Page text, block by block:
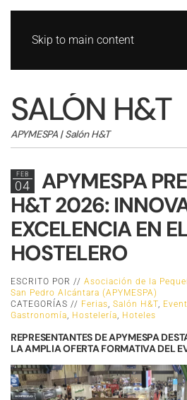
Skip to main content
SALÓN H&T
APYMESPA | Salón H&T
FEB
04
APYMESPA
H&T 2026:
EXCELENCIA EN
HOSTELERO
ESCRITO POR // Asociación de la
San Pedro Alcántara (APYMESPA)
CATEGORÍAS // Ferias Salón H&T
Gastronomía
Hostelería Hoteles
REPRESENTANTES DE APYMESPA
LA AMPLIA OFERTA FORMATIVA DEL